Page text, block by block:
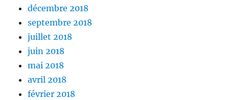
décembre 2018
septembre 2018
juillet 2018
juin 2018
mai 2018
avril 2018
février 2018